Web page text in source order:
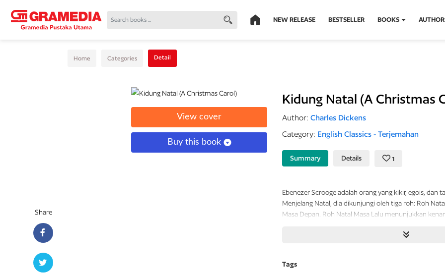
NEW RELEASE BESTSELLER BOOKS
Share
Home Categories Detail
View cover
Buy this book
Kidung Natal (A Christmas
Author: Charles Dickens
Category: English Classics - Terjemahan
Summary Details 1
Ebenezer Scrooge adalah orang yang kikir, egois, dan
Menjelang Natal, dia dikunjungi oleh tiga roh: Roh
Masa Depan. Roh Natal Masa Lalu menunjukkan
orang di sekitarnya, termasuk keluarga miskin Bob
Tags